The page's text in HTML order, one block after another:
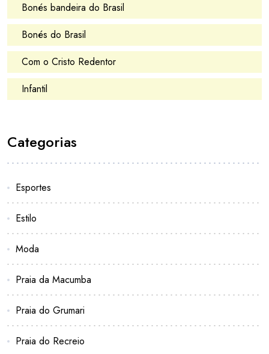
Bonés bandeira do Brasil
Bonés do Brasil
Com o Cristo Redentor
Infantil
Categorias
Esportes
Estilo
Moda
Praia da Macumba
Praia do Grumari
Praia do Recreio